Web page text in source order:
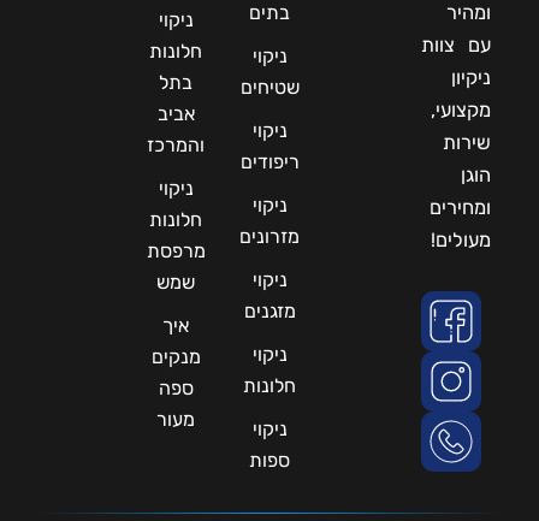
ומהיר
עם צוות
ניקיון
מקצועי,
שירות
הוגן
ומחירים
מעולים!
בתים
ניקוי
שטיחים
ניקוי
ריפודים
ניקוי
מזרונים
ניקוי
מזגנים
ניקוי
חלונות
ניקוי
ספות
ניקוי
חלונות
בתל
אביב
והמרכז
ניקוי
חלונות
מרפסת
שמש
איך
מנקים
ספה
מעור